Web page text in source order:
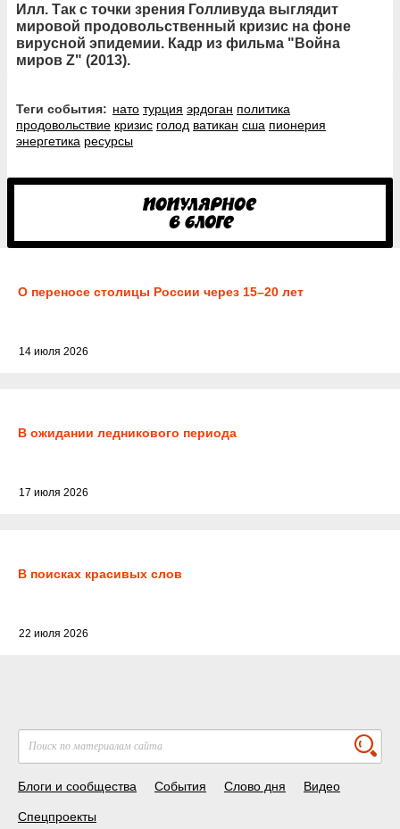
Илл. Так с точки зрения Голливуда выглядит
мировой продовольственный кризис на фоне
вирусной эпидемии. Кадр из фильма "Война
миров Z" (2013).
Теги события: нато турция эрдоган политика
продовольствие кризис голод ватикан сша пионерия
энергетика ресурсы
О переносе столицы России через 15–20 лет
14 июля 2026
В ожидании ледникового периода
17 июля 2026
В поисках красивых слов
22 июля 2026
Блоги и сообщества События Слово дня Видео
Спецпроекты